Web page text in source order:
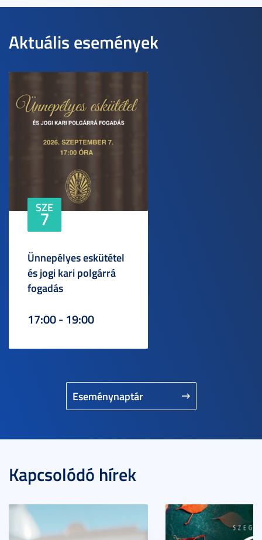
Aktuális események
Eseménynaptár
SZE
7
Ünnepélyes eskütétel
és jogi kari polgárrá
fogadás
17:00 - 19:00
Kapcsolódó hírek